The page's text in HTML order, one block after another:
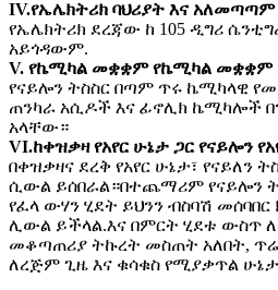
IV.የኤሌክትሪክ ባህሪያት እና አለመጣጣም
የኤሌክትሪክ ደረጃው ከ 105 ዲግሪ
አይጎዳውም.
V. የኬሚካል መቋቋም የኬሚካል መቋቋም
የናይሎን ትስስር በጣም ጥሩ ኬሚካላዊ
ጠንካራ አሲዶች እና ፊኖሊክ ኬሚካሎች
አላቸው።
VI.ከቀዝቃዛ የአየር ሁኔታ ጋር የናይሎን
በቀዝቃዛና ደረቅ የአየር ሁኔታ፣ የናይለን
ሲውል ይሰበራል።በተጨማሪም የናይሎን
የፈላ ውሃን ሂደት ይህንን ብስባሽ
ሊውል ይችላል.እና በምርት ሂደቱ ውስጥ
መቆጣጠሪያ ትኩረት መስጠት አለበት, ጥሬ
ለረጅም ጊዜ እና ቁሳቁስ የሚያቃጥል